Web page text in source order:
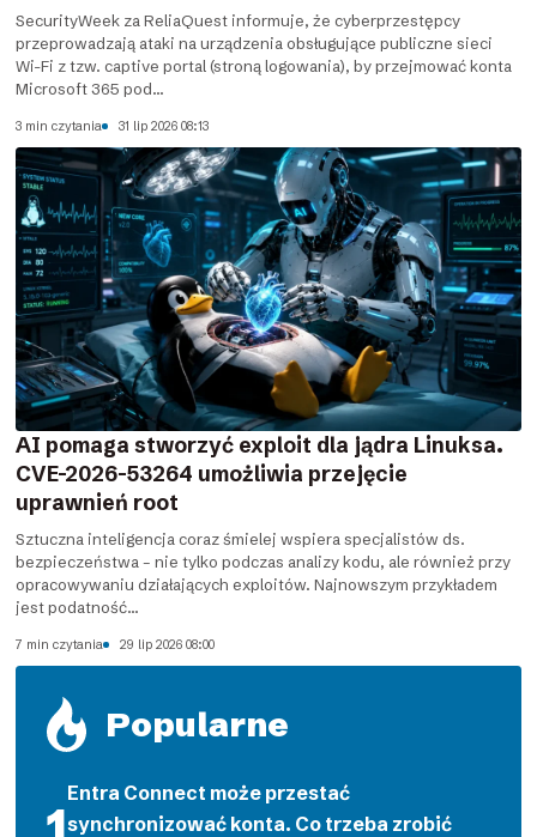
SecurityWeek za ReliaQuest informuje, że cyberprzestępcy
przeprowadzają ataki na urządzenia obsługujące publiczne sieci
Wi-Fi z tzw. captive portal (stroną logowania), by przejmować konta
Microsoft 365 pod...
3 min czytania 31 lip 2026 08:13
AI pomaga stworzyć exploit dla jądra Linuksa.
CVE-2026-53264 umożliwia przejęcie
uprawnień root
Sztuczna inteligencja coraz śmielej wspiera specjalistów ds.
bezpieczeństwa – nie tylko podczas analizy kodu, ale również przy
opracowywaniu działających exploitów. Najnowszym przykładem
jest podatność...
7 min czytania 29 lip 2026 08:00
Popularne
Entra Connect może przestać
synchronizować konta. Co trzeba zrobić